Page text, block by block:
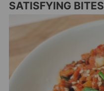
SATISFYING BITES